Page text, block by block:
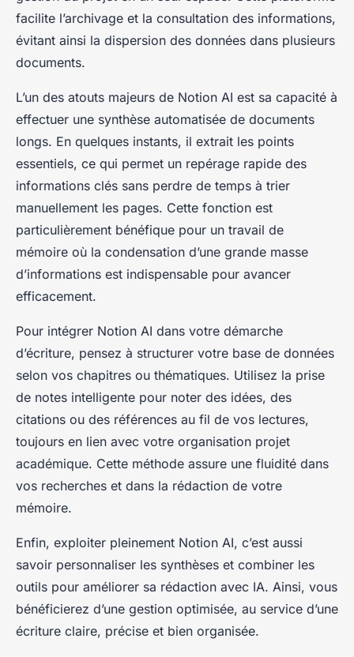
facilite l’archivage et la consultation des informations,
évitant ainsi la dispersion des données dans plusieurs
documents.
L’un des atouts majeurs de Notion AI est sa capacité à
effectuer une synthèse automatisée de documents
longs. En quelques instants, il extrait les points
essentiels, ce qui permet un repérage rapide des
informations clés sans perdre de temps à trier
manuellement les pages. Cette fonction est
particulièrement bénéfique pour un travail de
mémoire où la condensation d’une grande masse
d’informations est indispensable pour avancer
efficacement.
Pour intégrer Notion AI dans votre démarche
d’écriture, pensez à structurer votre base de données
selon vos chapitres ou thématiques. Utilisez la prise
de notes intelligente pour noter des idées, des
citations ou des références au fil de vos lectures,
toujours en lien avec votre organisation projet
académique. Cette méthode assure une fluidité dans
vos recherches et dans la rédaction de votre
mémoire.
Enfin, exploiter pleinement Notion AI, c’est aussi
savoir personnaliser les synthèses et combiner les
outils pour améliorer sa rédaction avec IA. Ainsi, vous
bénéficierez d’une gestion optimisée, au service d’une
écriture claire, précise et bien organisée.